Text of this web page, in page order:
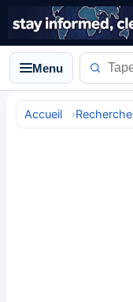
Menu
Accueil Recherche